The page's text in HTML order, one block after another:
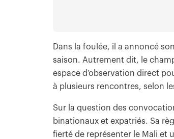
Dans la foulée, il a annoncé
saison. Autrement dit, le
espace d’observation direct
à plusieurs rencontres, selon
Sur la question des
binationaux et expatriés. Sa
fierté de représenter le Mali et